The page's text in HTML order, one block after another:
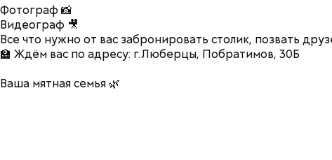
Фотограф 📸
Видеограф 🎥
Все что нужно от вас забронировать столик, позвать
🏫 Ждём вас по адресу: г.Люберцы, Побратимов, 30Б
Ваша мятная семья 🌿